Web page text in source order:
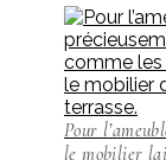
Pour
le mobilier